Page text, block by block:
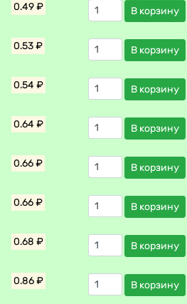
0.49 ₽ В корзину
0.53 ₽ В корзину
0.54 ₽ В корзину
0.64 ₽ В корзину
0.66 ₽ В корзину
0.66 ₽ В корзину
0.68 ₽ В корзину
0.86 ₽ В корзину